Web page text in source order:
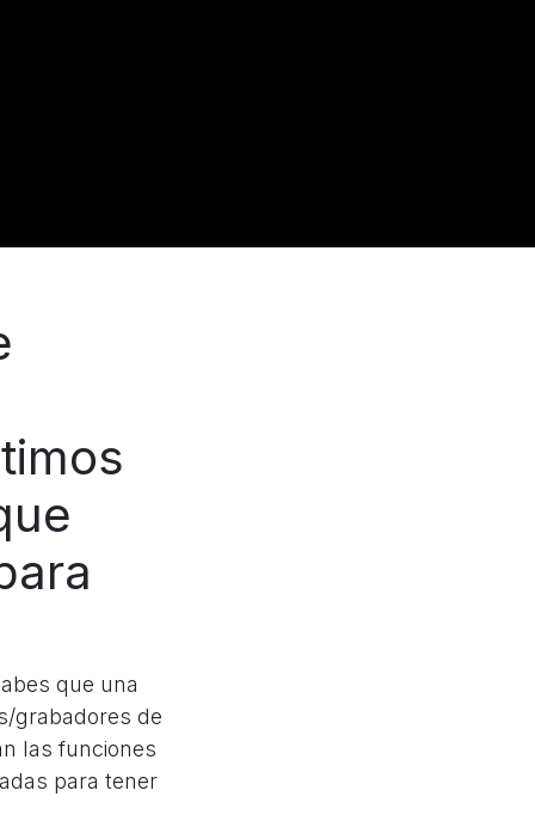
que una
grabadores de
las funciones
para tener